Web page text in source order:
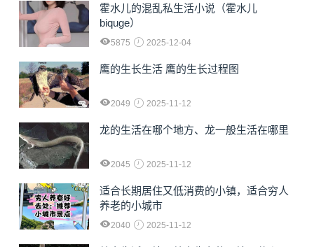
霍水儿的混乱私生活小说（霍水儿
biquge）
5875 2025-12-04
鹰的生长生活 鹰的生长过程图
2049 2025-11-12
龙的生活在哪个地方、龙一般生活在哪里
2045 2025-11-12
适合长期居住又低消费的小镇，适合穷人
养老的小城市
2040 2025-11-12